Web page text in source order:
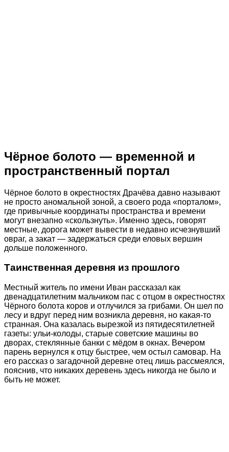
Чёрное болото — временной и
пространственный портал
Чёрное болото в окрестностях Драчёва давно называют
не просто аномальной зоной, а своего рода «порталом»,
где привычные координаты пространства и времени
могут внезапно «скользнуть». Именно здесь, говорят
местные, дорога может вывести в недавно исчезнувший
овраг, а закат ― задержаться среди еловых вершин
дольше положенного.
Таинственная деревня из прошлого
Местный житель по имени Иван рассказал как
двенадцатилетним мальчиком пас с отцом в окрестностях
Чёрного болота коров и отлучился за грибами. Он шел по
лесу и вдруг перед ним возникла деревня, но какая-то
странная. Она казалась вырезкой из пятидесятилетней
газеты: ульи-колоды, старые советские машины во
дворах, стеклянные банки с мёдом в окнах. Вечером
парень вернулся к отцу быстрее, чем остыл самовар. На
его рассказ о загадочной деревне отец лишь рассмеялся,
пояснив, что никаких деревень здесь никогда не было и
быть не может.